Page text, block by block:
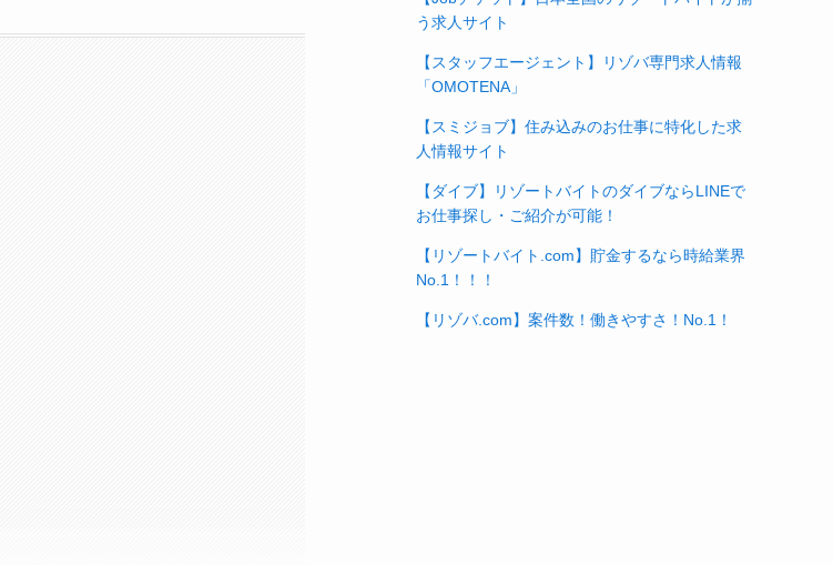
う求人サイト
【スタッフエージェント】リゾバ専門求人情報
「OMOTENA」
【スミジョブ】住み込みのお仕事に特化した求
人情報サイト
【ダイブ】リゾートバイトのダイブならLINEで
お仕事探し・ご紹介が可能！
【リゾートバイト.com】貯金するなら時給業界
No.1！！！
【リゾバ.com】案件数！働きやすさ！No.1！